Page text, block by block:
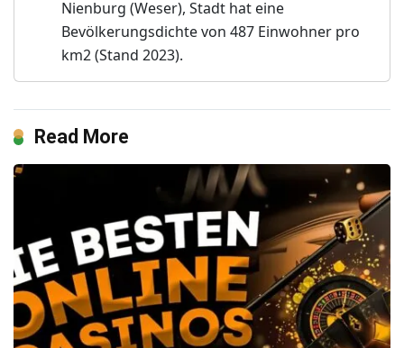
Nienburg (Weser), Stadt hat eine
Bevölkerungsdichte von 487 Einwohner pro
km2 (Stand 2023).
Read More